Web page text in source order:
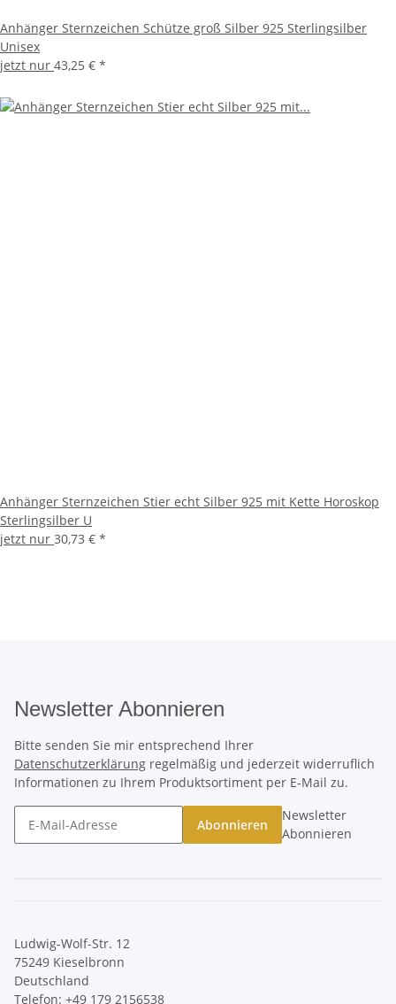
Anhänger Sternzeichen Schütze groß Silber 925 Sterlingsilber
Unisex
jetzt nur 43,25 € *
Anhänger Sternzeichen Stier echt Silber 925 mit Kette Horoskop
Sterlingsilber U
jetzt nur 30,73 € *
Newsletter Abonnieren
Bitte senden Sie mir entsprechend Ihrer
Datenschutzerklärung regelmäßig und jederzeit widerruflich
Informationen zu Ihrem Produktsortiment per E-Mail zu.
Abonnieren
Newsletter
Abonnieren
Ludwig-Wolf-Str. 12
75249 Kieselbronn
Deutschland
Telefon: +49 179 2156538